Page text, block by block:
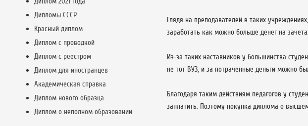
Глядя на преподавателей в таких
заработать как можно больше денег на
Из-за таких наставников у большинства
не тот ВУЗ, и за потраченные деньги можно
Благодаря таким действиям педагогов у
заплатить. Поэтому покупка диплома о
Дипломы СССР
Красный диплом
Диплом с проводкой
Диплом с реестром
Диплом для иностранцев
Академическая справка
Диплом нового образца
Диплом о неполном образовании